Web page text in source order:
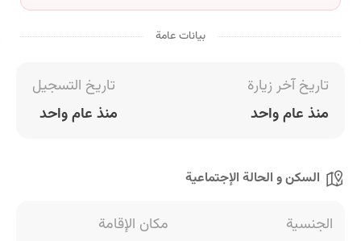
بيانات عامة
تاريخ آخر زيارة
منذ عام واحد
تاريخ التسجيل
منذ عام واحد
السكن و الحالة الإجتماعية
الجنسية
مكان الإقامة